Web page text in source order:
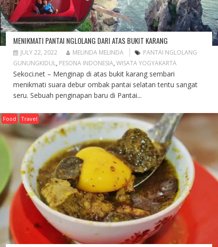
MENIKMATI PANTAI NGLOLANG DARI ATAS BUKIT KARANG
JULY 22, 2022 MELINDA MELINDA
PANTAI NGLOLANG
GUNUNGKIDUL, PESONA INDONESIA, WISATA YOGYAKARTA
Sekoci.net – Menginap di atas bukit karang sembari
menikmati suara debur ombak pantai selatan tentu sangat
seru. Sebuah penginapan baru di Pantai...
Food Travel